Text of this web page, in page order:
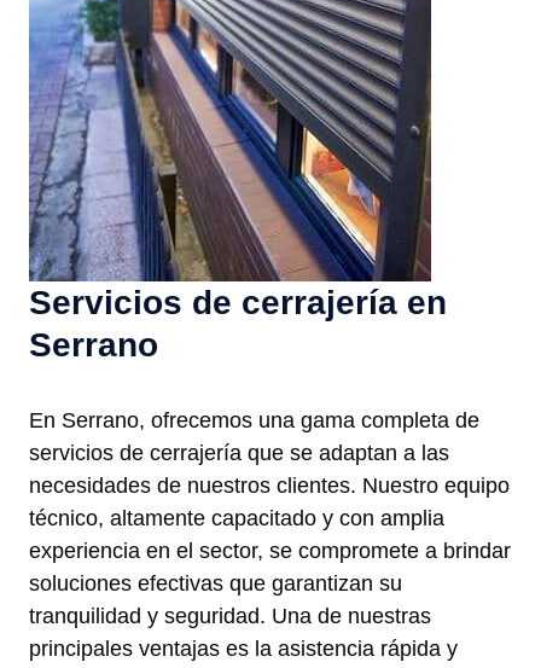
Servicios de cerrajería en
Serrano
En Serrano, ofrecemos una gama completa de
servicios de cerrajería que se adaptan a las
necesidades de nuestros clientes. Nuestro equipo
técnico, altamente capacitado y con amplia
experiencia en el sector, se compromete a brindar
soluciones efectivas que garantizan su
tranquilidad y seguridad. Una de nuestras
principales ventajas es la asistencia rápida y